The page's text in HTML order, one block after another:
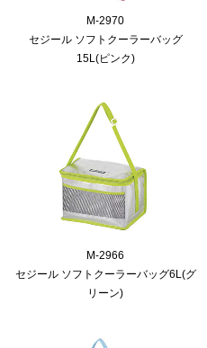
M-2970
セジール ソフトクーラーバッグ
15L(ピンク)
M-2966
セジール ソフトクーラーバッグ6L(グ
リーン)